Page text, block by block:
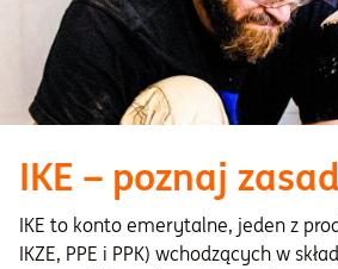
IKE – poznaj
IKE to konto emerytalne, jeden z
IKZE, PPE i PPK) wchodzących w